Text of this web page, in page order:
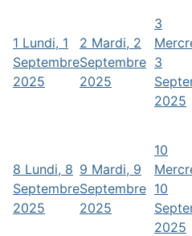
1 Lundi, 1
Septembre
2025
2 Mardi, 2
Septembre
2025
3
3
2025
8 Lundi, 8
Septembre
2025
9 Mardi, 9
Septembre
2025
10
10
2025